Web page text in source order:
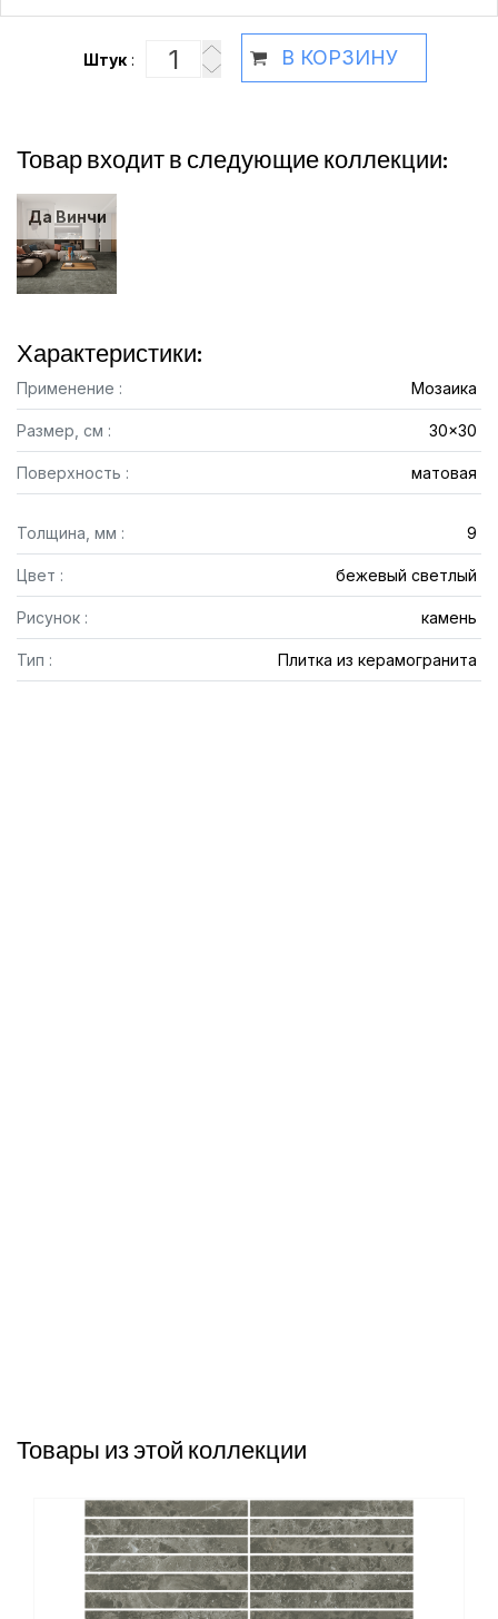
Штук: В КОРЗИНУ
Товар входит в следующие коллекции:
Да Винчи
Характеристики:
Применение : Мозаика
Размер, см : 30x30
Поверхность : матовая
Толщина, мм : 9
Цвет : бежевый светлый
Рисунок : камень
Тип : Плитка из керамогранита
Товары из этой коллекции